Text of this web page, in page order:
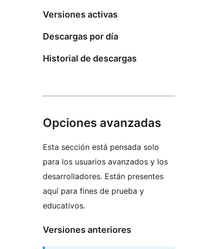
Versiones activas
Descargas por día
Historial de descargas
Opciones avanzadas
Esta sección está pensada solo
para los usuarios avanzados y los
desarrolladores. Están presentes
aquí para fines de prueba y
educativos.
Versiones anteriores